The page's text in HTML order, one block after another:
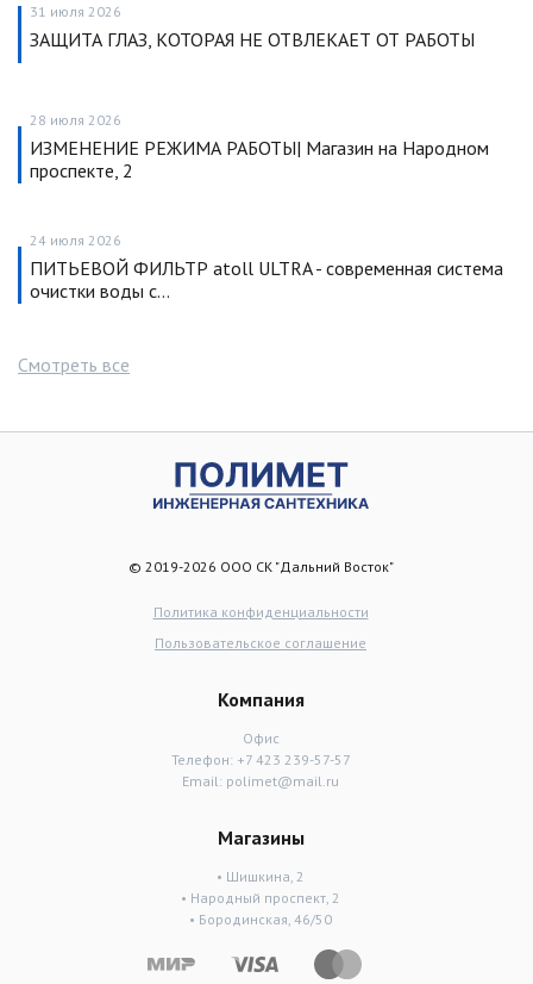
31 июля 2026
ЗАЩИТА ГЛАЗ, КОТОРАЯ НЕ ОТВЛЕКАЕТ ОТ РАБОТЫ
28 июля 2026
ИЗМЕНЕНИЕ РЕЖИМА РАБОТЫ| Магазин на Народном
проспекте, 2
24 июля 2026
ПИТЬЕВОЙ ФИЛЬТР atoll ULTRA - современная система
очистки воды с…
Смотреть все
© 2019-2026 ООО СК "Дальний Восток"
Политика конфиденциальности
Пользовательское соглашение
Компания
Офис
Телефон: +7 423 239-57-57
Email: polimet@mail.ru
Магазины
• Шишкина, 2
• Народный проспект, 2
• Бородинская, 46/50